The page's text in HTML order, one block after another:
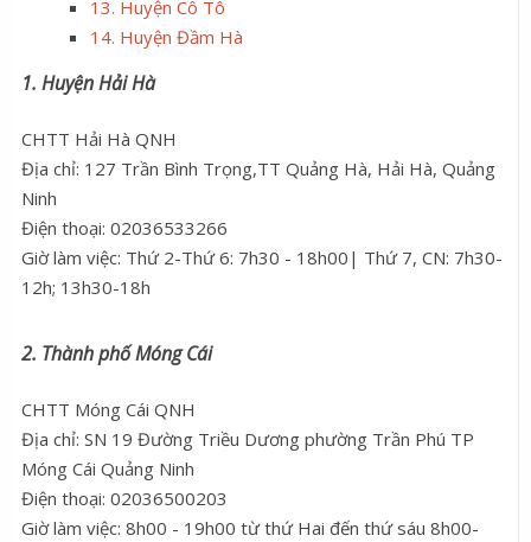
13. Huyện Cô Tô
14. Huyện Đầm Hà
1. Huyện Hải Hà
CHTT Hải Hà QNH
Địa chỉ: 127 Trần Bình Trọng,TT Quảng Hà, Hải Hà, Quảng
Ninh
Điện thoại: 02036533266
Giờ làm việc: Thứ 2-Thứ 6: 7h30 - 18h00| Thứ 7, CN: 7h30-
12h; 13h30-18h
2. Thành phố Móng Cái
CHTT Móng Cái QNH
Địa chỉ: SN 19 Đường Triều Dương phường Trần Phú TP
Móng Cái Quảng Ninh
Điện thoại: 02036500203
Giờ làm việc: 8h00 - 19h00 từ thứ Hai đến thứ sáu 8h00-